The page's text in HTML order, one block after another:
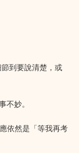
到要說清楚，或
妙。
依然是「等我再考